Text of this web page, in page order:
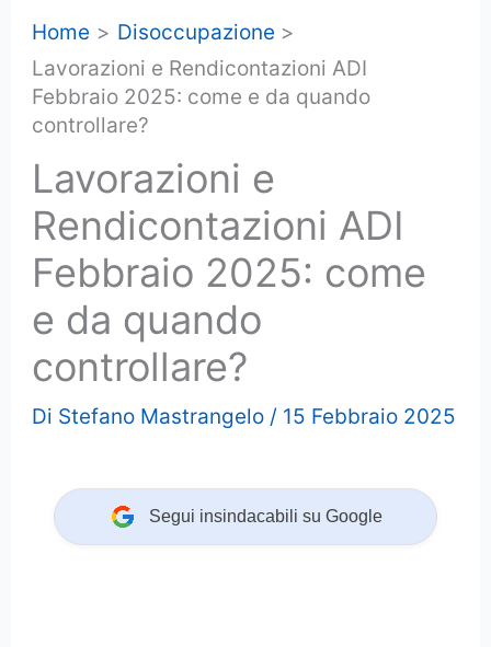
Home
Disoccupazione
Lavorazioni e Rendicontazioni ADI
Febbraio 2025: come e da quando
controllare?
Lavorazioni e
Rendicontazioni ADI
Febbraio 2025: come
e da quando
controllare?
Di Stefano Mastrangelo / 15 Febbraio 2025
Segui insindacabili su Google